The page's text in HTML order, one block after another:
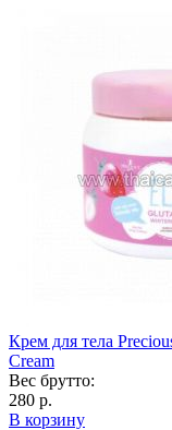
Крем для тела
Cream
Вес брутто:
280 р.
В корзину